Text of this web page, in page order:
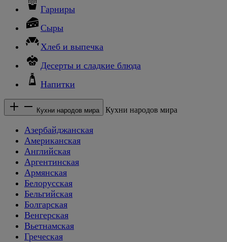
Гарниры
Сыры
Хлеб и выпечка
Десерты и сладкие блюда
Напитки
Кухни народов мира Кухни народов мира
Азербайджанская
Американская
Английская
Аргентинская
Армянская
Белорусская
Бельгийская
Болгарская
Венгерская
Вьетнамская
Греческая